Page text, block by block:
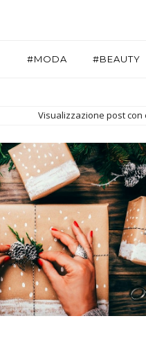
#MODA #BEAUTY
Visualizzazione post con